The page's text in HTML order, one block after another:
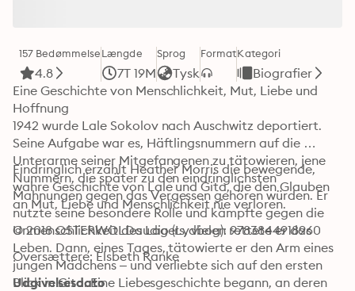
157 Bedømmelse
4.8
Længde
7T 19M
Sprog
Tysk
FormatKategori
Biografier
Eine Geschichte von Menschlichkeit, Mut, Liebe und
Hoffnung
1942 wurde Lale Sokolov nach Auschwitz deportiert.
Seine Aufgabe war es, Häftlingsnummern auf die
Unterarme seiner Mitgefangenen zu tätowieren, jene
Nummern, die später zu den eindringlichsten
Mahnungen gegen das Vergessen gehören würden. Er
nutzte seine besondere Rolle und kämpfte gegen die
Unmenschlichkeit des Lagers, vielen rettete er das
Leben. Dann, eines Tages, tätowierte er den Arm eines
jungen Mädchens – und verliebte sich auf den ersten
Blick in Gita. Eine Liebesgeschichte begann, an deren
Eindringlich erzählt Heather Morris die bewegende,
wahre Geschichte von Lale und Gita, die den Glauben
an Mut, Liebe und Menschlichkeit nie verloren.
© 2018 OSTERWOLDaudio (Lydbog): 9783844918960
Oversættere: Elsbeth Ranke
Udgivelsesdato